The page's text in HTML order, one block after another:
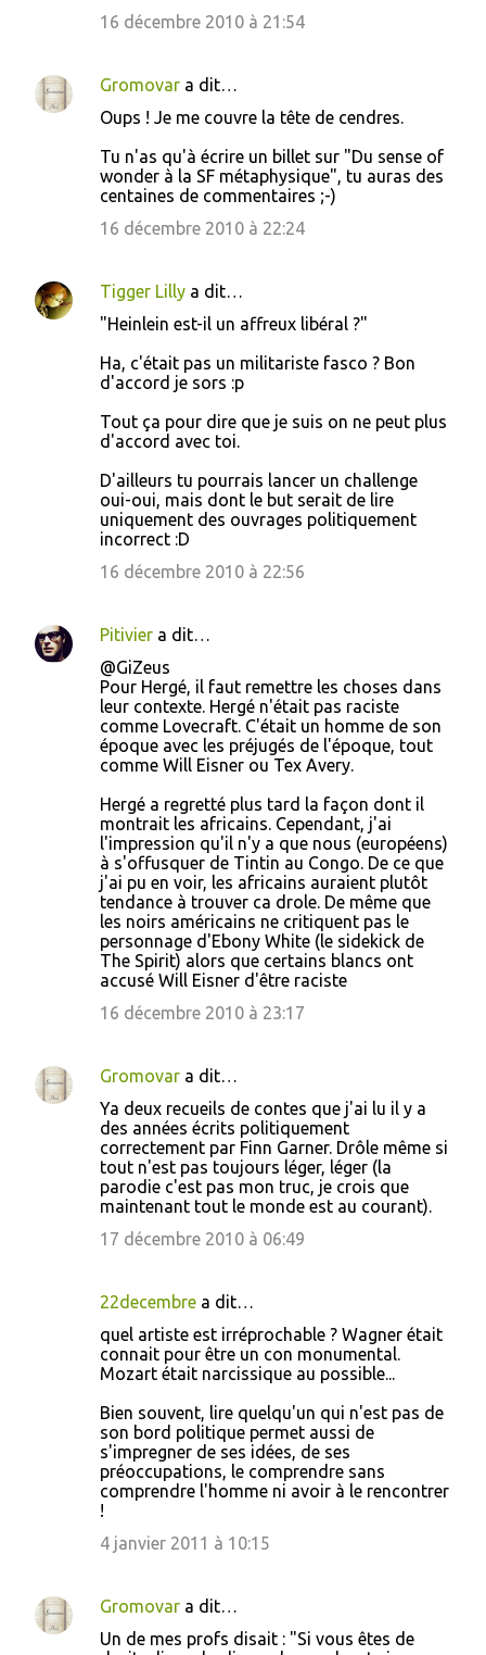
16 décembre 2010 à 21:54
Gromovar a dit…
Oups ! Je me couvre la tête de cendres.
Tu n'as qu'à écrire un billet sur "Du sense of
wonder à la SF métaphysique", tu auras des
centaines de commentaires ;-)
16 décembre 2010 à 22:24
Tigger Lilly a dit…
"Heinlein est-il un affreux libéral ?"
Ha, c'était pas un militariste fasco ? Bon
d'accord je sors :p
Tout ça pour dire que je suis on ne peut plus
d'accord avec toi.
D'ailleurs tu pourrais lancer un challenge
oui-oui, mais dont le but serait de lire
uniquement des ouvrages politiquement
incorrect :D
16 décembre 2010 à 22:56
Pitivier a dit…
@GiZeus
Pour Hergé, il faut remettre les choses dans
leur contexte. Hergé n'était pas raciste
comme Lovecraft. C'était un homme de son
époque avec les préjugés de l'époque, tout
comme Will Eisner ou Tex Avery.
Hergé a regretté plus tard la façon dont il
montrait les africains. Cependant, j'ai
l'impression qu'il n'y a que nous (européens)
à s'offusquer de Tintin au Congo. De ce que
j'ai pu en voir, les africains auraient plutôt
tendance à trouver ca drole. De même que
les noirs américains ne critiquent pas le
personnage d'Ebony White (le sidekick de
The Spirit) alors que certains blancs ont
accusé Will Eisner d'être raciste
16 décembre 2010 à 23:17
Gromovar a dit…
Ya deux recueils de contes que j'ai lu il y a
des années écrits politiquement
correctement par Finn Garner. Drôle même si
tout n'est pas toujours léger, léger (la
parodie c'est pas mon truc, je crois que
maintenant tout le monde est au courant).
17 décembre 2010 à 06:49
22decembre a dit…
quel artiste est irréprochable ? Wagner était
connait pour être un con monumental.
Mozart était narcissique au possible...
Bien souvent, lire quelqu'un qui n'est pas de
son bord politique permet aussi de
s'impregner de ses idées, de ses
préoccupations, le comprendre sans
comprendre l'homme ni avoir à le rencontrer
!
4 janvier 2011 à 10:15
Gromovar a dit…
Un de mes profs disait : "Si vous êtes de